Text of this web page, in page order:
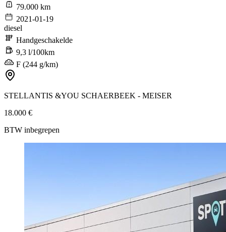
79.000 km
2021-01-19
diesel
Handgeschakelde
9,3 l/100km
F (244 g/km)
STELLANTIS &YOU SCHAERBEEK - MEISER
18.000 €
BTW inbegrepen